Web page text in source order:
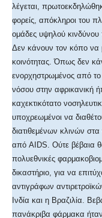
λέγεται,
φορείς, απόκληροι του
ομάδες υψηλού
Δεν κάνουν τον κόπο να
κοινότητας. Όπως δεν
ενορχηστρωμένος από
νόσου στην αφρικανική
καχεκτικότατο
υποχρεωμένοι να
διατιθεμένων κλινών
από AIDS. Ούτε βέβαια
πολυεθνικές
δικαστήριο, για να
αντιγράφων
Ινδία και η Βραζιλία.
πανάκριβα φάρμακα